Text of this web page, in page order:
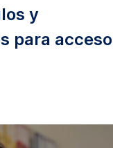
y
para acceso